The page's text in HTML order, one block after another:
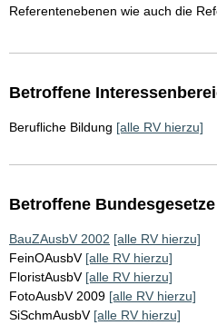
Referentenebenen wie auch die
Betroffene
Berufliche Bildung [alle RV hierzu]
Betroffene Bundesgesetze
BauZAusbV 2002 [alle RV hierzu]
FeinOAusbV [alle RV hierzu]
FloristAusbV [alle RV hierzu]
FotoAusbV 2009 [alle RV hierzu]
SiSchmAusbV [alle RV hierzu]